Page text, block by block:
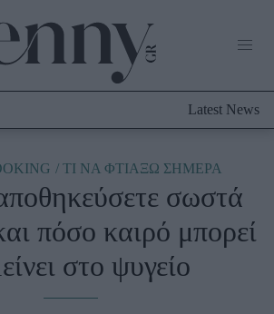
Latest News
TΙ ΝΑ ΦΤΙΑΞΩ ΣΗΜΕΡΑ
σωστά
πόσο καιρό μπορεί
στο ψυγείο